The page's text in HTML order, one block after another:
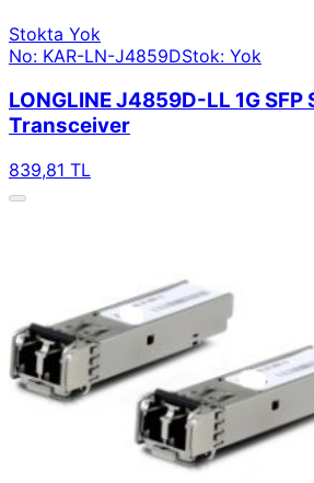
Stokta Yok
No: KAR-LN-J4859DStok: Yok
LONGLINE J4859D-LL 1G SFP
Transceiver
839,81 TL